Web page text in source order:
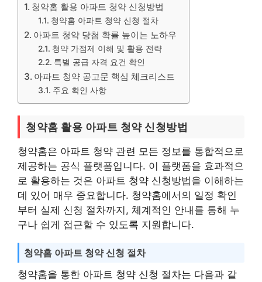
청약홈 활용 아파트 청약 신청방법
청약홈 아파트 청약 신청 절차
아파트 청약 당첨 확률 높이는 노하우
청약 가점제 이해 및 활용 전략
특별 공급 자격 요건 확인
아파트 청약 공고문 핵심 체크리스트
주요 확인 사항
청약홈 활용 아파트 청약 신청방법
청약홈은 아파트 청약 관련 모든 정보를 통합적으로
제공하는 공식 플랫폼입니다. 이 플랫폼을 효과적으
로 활용하는 것은 아파트 청약 신청방법을 이해하는
데 있어 매우 중요합니다. 청약홈에서의 일정 확인
부터 실제 신청 절차까지, 체계적인 안내를 통해 누
구나 쉽게 접근할 수 있도록 지원합니다.
청약홈 아파트 청약 신청 절차
청약홈을 통한 아파트 청약 신청 절차는 다음과 같